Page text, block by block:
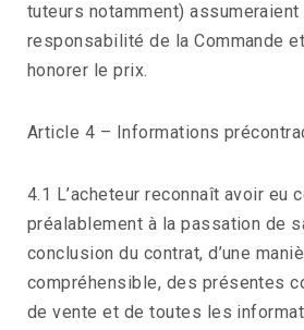
tuteurs notamment) assumeraient
responsabilité de la Commande
honorer le prix.
Article 4 – Informations
4.1 L’acheteur reconnaît avoir eu
préalablement à la passation de
conclusion du contrat, d’une
compréhensible, des présentes
de vente et de toutes les